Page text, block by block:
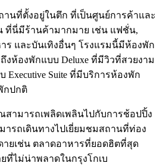
านที่ตั้งอยู่ในตึก ที่เป็นศูนย์การค้าและ
ที่นี่มีร้านค้ามากมาย เช่น แฟชั่น,
ร และบันเทิงอื่นๆ โรงแรมนี้มีห้องพัก
งห้องพักแบบ Deluxe ที่มีวิวที่สวยงาม
Executive Suite ที่มีบริการห้องพัก
กปกติ
ามารถเพลิดเพลินไปกับการช้อปปิ้ง
รถเดินทางไปเยี่ยมชมสถานที่ท่อง
ายเช่น ตลาดอาหารที่ยอดฮิตที่สุด
ไม่น่าพลาดในกรุงโกเบ